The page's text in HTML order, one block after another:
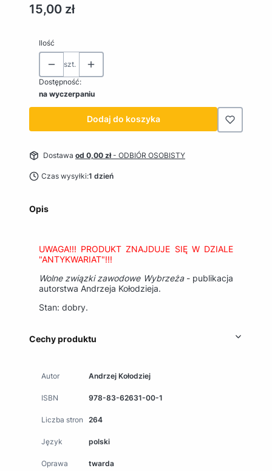
Cena
15,00 zł
Ilość
szt.
Dostępność:
na wyczerpaniu
Dodaj do koszyka
Dostawa od 0,00 zł- ODBIÓR OSOBISTY
Czas wysyłki:1 dzień
Opis
UWAGA!!! PRODUKT ZNAJDUJE SIĘ W DZIALE
"ANTYKWARIAT"!!!
Wolne związki zawodowe Wybrzeża- publikacja
autorstwa Andrzeja Kołodzieja.
Stan: dobry.
Cechy produktu
Autor Andrzej Kołodziej
ISBN 978-83-62631-00-1
Liczba stron 264
Język polski
Oprawa twarda